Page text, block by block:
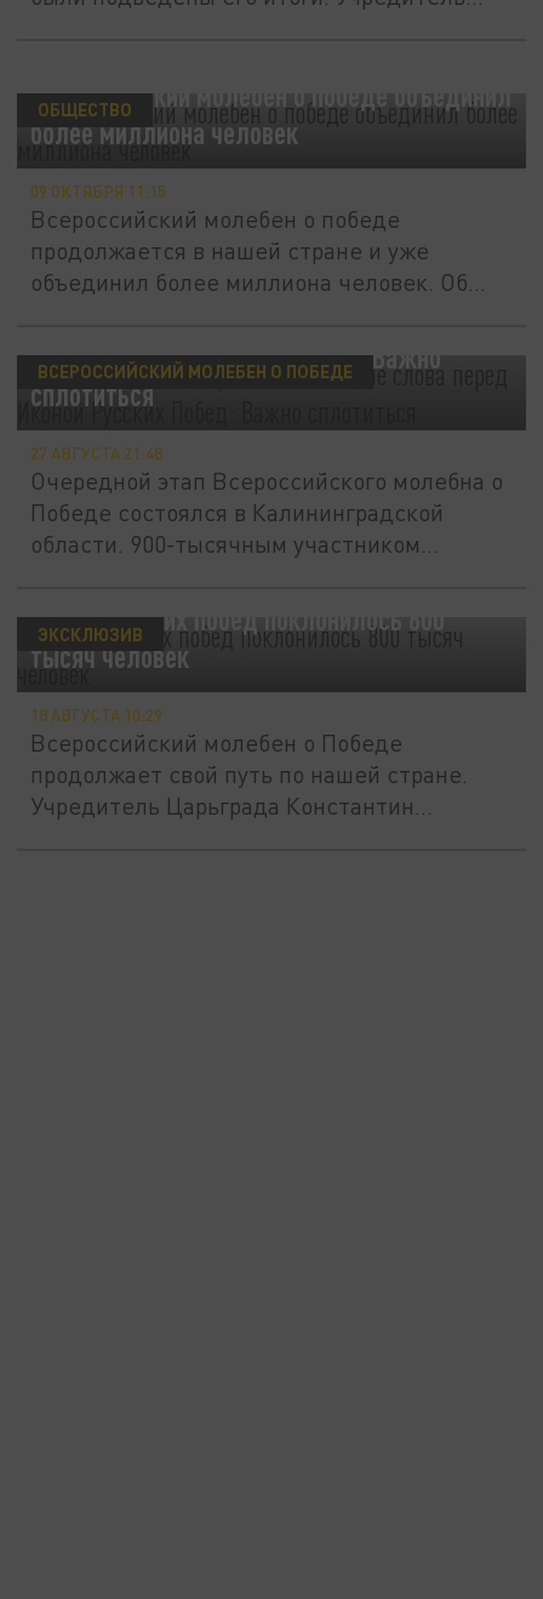
Всероссийский молебен о победе объединил
более миллиона человек
ОБЩЕСТВО
09 ОКТЯБРЯ 11:15
Всероссийский молебен о победе
продолжается в нашей стране и уже
объединил более миллиона человек. Об
перед Иконой Русских Побед: "Важно
сплотиться"
ВСЕРОССИЙСКИЙ МОЛЕБЕН О ПОБЕДЕ
27 АВГУСТА 21:48
Очередной этап Всероссийского молебна о
Победе состоялся в Калининградской
области. 900-тысячным участником...
Иконе Русских побед поклонилось 800
тысяч человек
ЭКСКЛЮЗИВ
18 АВГУСТА 10:29
Всероссийский молебен о Победе
продолжает свой путь по нашей стране.
Учредитель Царьграда Константин